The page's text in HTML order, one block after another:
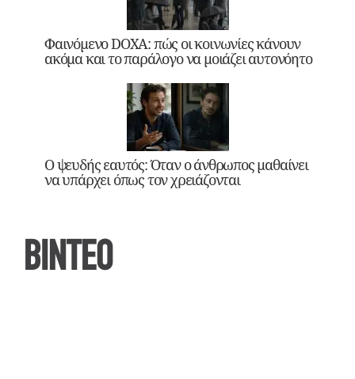
Φαινόμενο DOXA: πώς οι κοινωνίες κάνουν
ακόμα και το παράλογο να μοιάζει αυτονόητο
Ο ψευδής εαυτός: Όταν ο άνθρωπος μαθαίνει
να υπάρχει όπως τον χρειάζονται
ΒΙΝΤΕΟ